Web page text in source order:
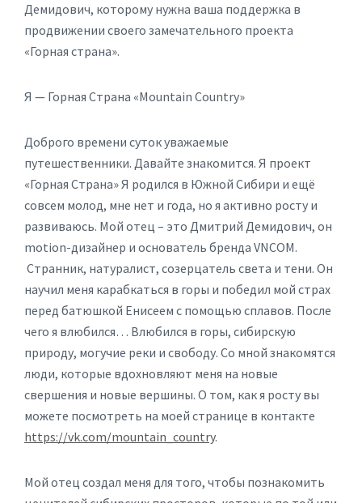
Демидович, которому нужна ваша поддержка в
продвижении своего замечательного проекта
«Горная страна».
Я — Горная Страна «Mountain Country»
Доброго времени суток уважаемые
путешественники. Давайте знакомится. Я проект
«Горная Страна» Я родился в Южной Сибири и ещё
совсем молод, мне нет и года, но я активно росту и
развиваюсь. Мой отец – это Дмитрий Демидович, он
motion-дизайнер и основатель бренда VNCOM.
Странник, натуралист, созерцатель света и тени. Он
научил меня карабкаться в горы и победил мой страх
перед батюшкой Енисеем с помощью сплавов. После
чего я влюбился… Влюбился в горы, сибирскую
природу, могучие реки и свободу. Со мной знакомятся
люди, которые вдохновляют меня на новые
свершения и новые вершины. О том, как я росту вы
можете посмотреть на моей странице в контакте
https://vk.com/mountain_country.
Мой отец создал меня для того, чтобы познакомить